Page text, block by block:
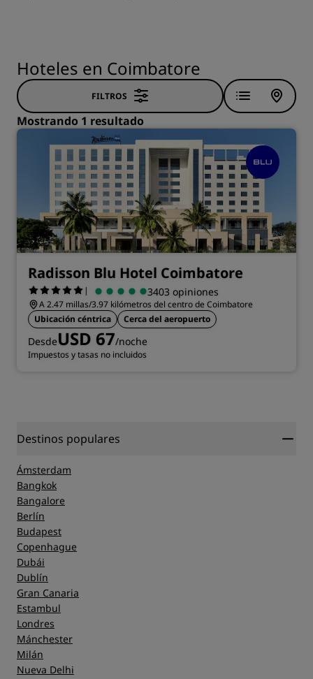
Hoteles en Coimbatore
FILTROS
Mostrando 1 resultado
Radisson Blu Hotel Coimbatore
| 3403 opiniones
A 2.47 millas/3.97 kilómetros del centro de Coimbatore
Ubicación céntrica
Cerca del aeropuerto
DesdeUSD 67/noche
Impuestos y tasas no incluidos
Destinos populares
Ámsterdam
Bangkok
Bangalore
Berlín
Budapest
Copenhague
Dubái
Dublín
Gran Canaria
Estambul
Londres
Mánchester
Milán
Nueva Delhi